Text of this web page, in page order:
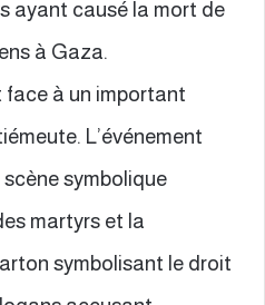
ayant causé la mort de
à Gaza.
à un important
L’événement
symbolique
martyrs et la
symbolisant le droit